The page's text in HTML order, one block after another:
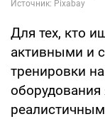
Для тех, кто
активными и
тренировки